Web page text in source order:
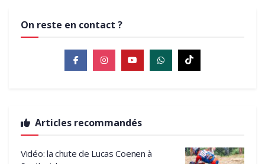
On reste en contact ?
Articles recommandés
Vidéo: la chute de Lucas Coenen à